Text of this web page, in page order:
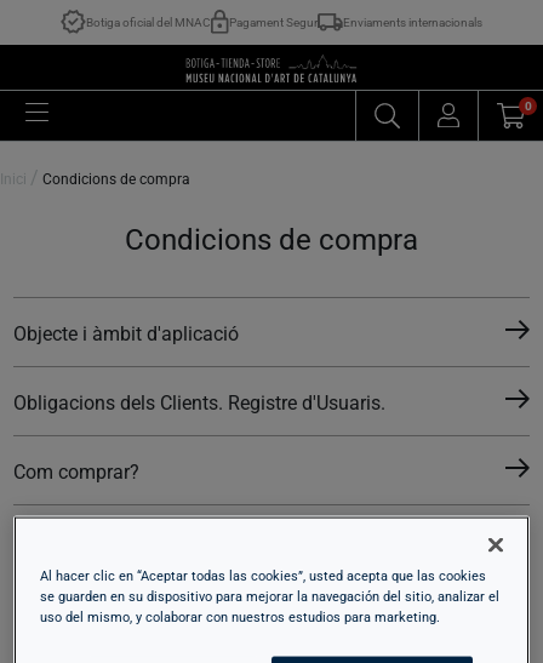
Botiga oficial del MNAC Pagament Segur Enviaments internacionals
0
Inici / Condicions de compra
Condicions de compra
Objecte i àmbit d'aplicació
Obligacions dels Clients. Registre d'Usuaris.
Com comprar?
Enviaments internacionals
Al hacer clic en “Aceptar todas las cookies”, usted acepta que las cookies
se guarden en su dispositivo para mejorar la navegación del sitio, analizar el
uso del mismo, y colaborar con nuestros estudios para marketing.